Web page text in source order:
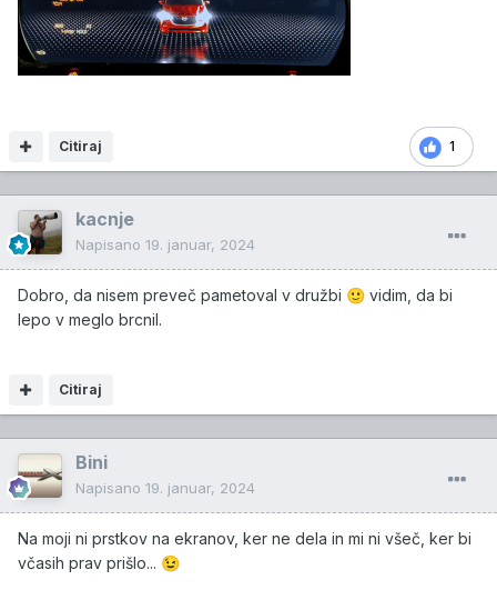
1
Citiraj
kacnje
Napisano 19. januar, 2024
Dobro, da nisem preveč pametoval v družbi 🙂 vidim, da bi
lepo v meglo brcnil.
Citiraj
Bini
Napisano 19. januar, 2024
Na moji ni prstkov na ekranov, ker ne dela in mi ni všeč, ker bi
včasih prav prišlo... 😉